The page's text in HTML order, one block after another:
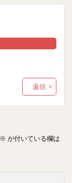
返信
※ が付いている欄は